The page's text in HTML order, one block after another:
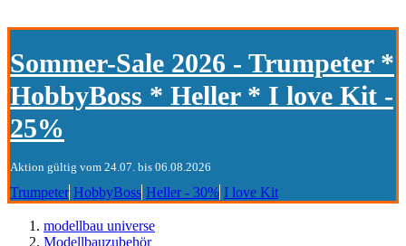
Sommer-Sale 2026 - Trumpeter *
HobbyBoss * Heller * I love Kit -
25%
Aktion gültig vom 24.07. bis 06.08.2026
Trumpeter HobbyBoss Heller - 30% I love Kit
modellbau universe
Modellbauzubehör